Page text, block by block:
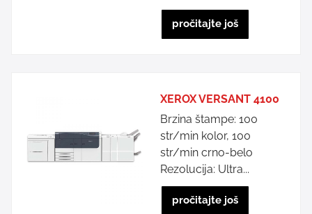
pročitajte još
XEROX VERSANT 4100
Brzina štampe: 100
str/min kolor, 100
str/min crno-belo
Rezolucija: Ultra...
pročitajte još